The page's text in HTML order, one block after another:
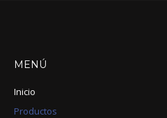
MENÚ
Inicio
Productos